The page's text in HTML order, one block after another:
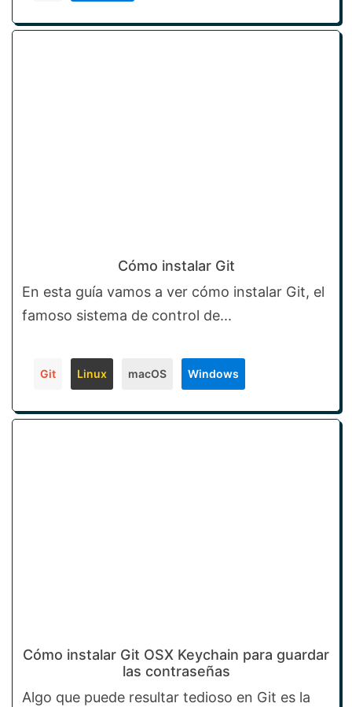
Cómo instalar Git
En esta guía vamos a ver cómo instalar Git, el
famoso sistema de control de...
Git Linux macOS Windows
Cómo instalar Git OSX Keychain para guardar
las contraseñas
Algo que puede resultar tedioso en Git es la